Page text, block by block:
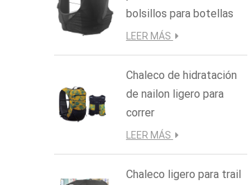
bolsillos para botellas
LEER MÁS
Chaleco de hidratación
de nailon ligero para
correr
LEER MÁS
Chaleco ligero para trail